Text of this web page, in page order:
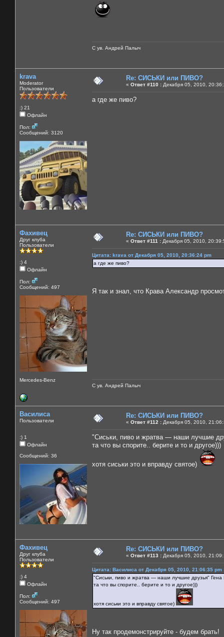
С ув. Андрей Палыч
krava
Moderator
Пользователи
:) 21
Офлайн
Пол:
Сообщений: 3120
Re: СИСЬКИ или ПИВО?
« Ответ #110 : Декабря 05, 2010,
а где же пиво?
Фахивец
Друг клуба
Пользователи
:) 4
Офлайн
Пол:
Сообщений: 497
Mercedes-Benz
Re: СИСЬКИ или ПИВО?
« Ответ #111 : Декабря 05, 2010,
Цитата: krava от Декабря 05, 2010, 20:36:24 pm
а где же пиво?
Я так и знал, что Крава Александр
С ув. Андрей Палыч
Василиса
Пользователи
:) 1
Офлайн
Сообщений: 36
Re: СИСЬКИ или ПИВО?
« Ответ #112 : Декабря 05, 2010,
"Сиськи, пиво и жратва — наши лучшие
та что вы спорите.. берите и то и другое)))
хотя сиськи это и вправду святое)
Фахивец
Друг клуба
Пользователи
:) 4
Офлайн
Пол:
Сообщений: 497
Re: СИСЬКИ или ПИВО?
« Ответ #113 : Декабря 05, 2010,
Цитата: Василиса от Декабря 05, 2010, 21:06:35 pm
"Сиськи, пиво и жратва — наши лучшие друзья" Гена
та что вы спорите.. берите и то и другое)))
хотя сиськи это и вправду святое)
Ну так продемонстрируйте - будем брать!